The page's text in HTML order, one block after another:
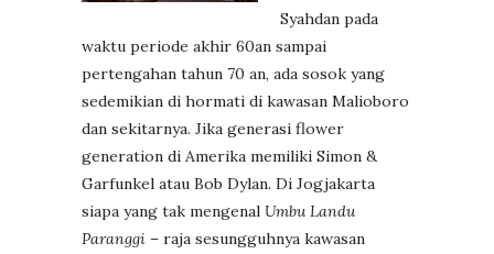
Syahdan pada
waktu periode akhir 60an sampai
pertengahan tahun 70 an, ada sosok yang
sedemikian di hormati di kawasan Malioboro
dan sekitarnya. Jika generasi flower
generation di Amerika memiliki Simon &
Garfunkel atau Bob Dylan. Di Jogjakarta
siapa yang tak mengenal Umbu Landu
Paranggi – raja sesungguhnya kawasan